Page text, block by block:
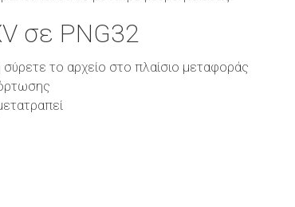
σε PNG32
το αρχείο στο πλαίσιο μεταφοράς